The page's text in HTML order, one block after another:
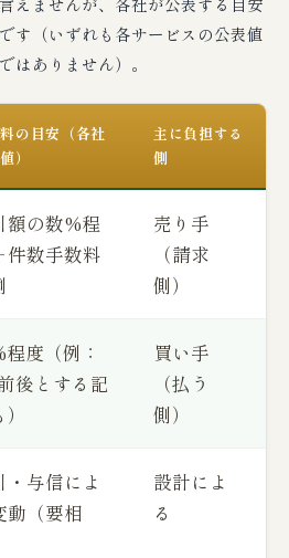
す（いずれも各サービスの公表値
はありません）。
の目安（各社
）
主に負担する
側
額の数%程
件数手数料
売り手
（請求
側）
度（例：
後とする記
買い手
（払う
側）
・与信によ
動（要相
設計によ
る